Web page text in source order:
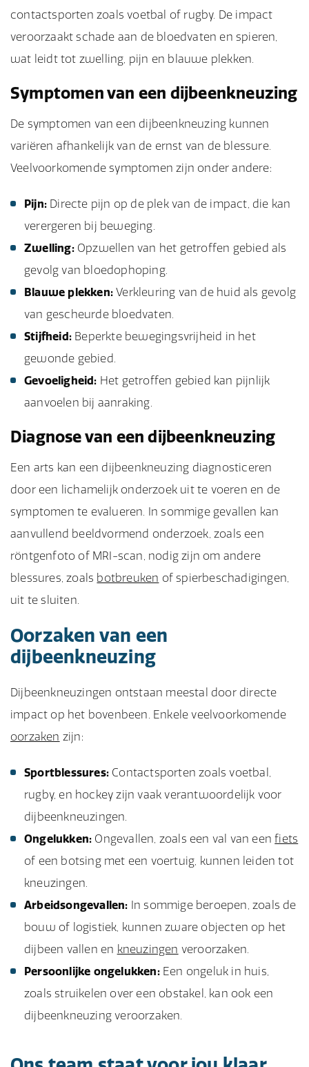
contactsporten zoals voetbal of rugby. De impact
veroorzaakt schade aan de bloedvaten en spieren,
wat leidt tot zwelling, pijn en blauwe plekken.
Symptomen van een dijbeenkneuzing
De symptomen van een dijbeenkneuzing kunnen
variëren afhankelijk van de ernst van de blessure.
Veelvoorkomende symptomen zijn onder andere:
Pijn: Directe pijn op de plek van de impact, die kan
verergeren bij beweging.
Zwelling:Opzwellen van het getroffen gebied als
gevolg van bloedophoping.
Blauwe plekken: Verkleuring van de huid als gevolg
van gescheurde bloedvaten.
Stijfheid: Beperkte bewegingsvrijheid in het
gewonde gebied.
Gevoeligheid: Het getroffen gebied kan pijnlijk
aanvoelen bij aanraking.
Diagnose van een dijbeenkneuzing
Een arts kan een dijbeenkneuzing diagnosticeren
door een lichamelijk onderzoek uit te voeren en de
symptomen te evalueren. In sommige gevallen kan
aanvullend beeldvormend onderzoek, zoals een
röntgenfoto of MRI-scan, nodig zijn om andere
blessures, zoals botbreuken of spierbeschadigingen,
uit te sluiten.
Oorzaken van een
dijbeenkneuzing
Dijbeenkneuzingen ontstaan meestal door directe
impact op het bovenbeen. Enkele veelvoorkomende
oorzaken zijn:
Sportblessures: Contactsporten zoals voetbal,
rugby, en hockey zijn vaak verantwoordelijk voor
dijbeenkneuzingen.
Ongelukken: Ongevallen, zoals een val van eenfiets
of een botsing met een voertuig, kunnen leiden tot
kneuzingen.
Arbeidsongevallen: In sommige beroepen, zoals de
bouw of logistiek, kunnen zware objecten op het
dijbeen vallen en kneuzingen veroorzaken.
Persoonlijke ongelukken:Een ongeluk in huis,
zoals struikelen over een obstakel, kan ook een
dijbeenkneuzing veroorzaken.